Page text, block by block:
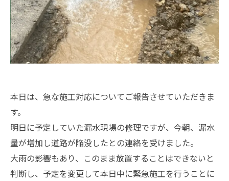
本日は、急な施工対応についてご報告させていただきま
す。
明日に予定していた漏水現場の修理ですが、今朝、漏水
量が増加し道路が陥没したとの連絡を受けました。
大雨の影響もあり、このまま放置することはできないと
判断し、予定を変更して本日中に緊急施工を行うことに